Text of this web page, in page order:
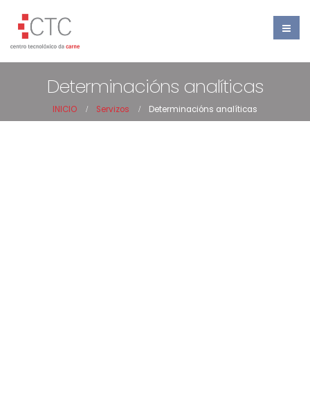
Determinacións analíticas
INICIO Servizos Determinacións analíticas